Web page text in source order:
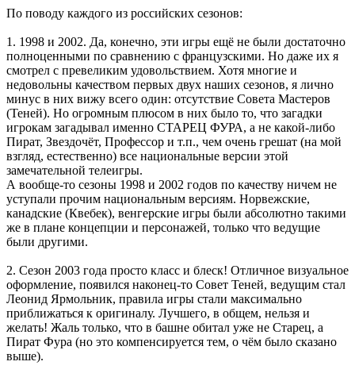
По поводу каждого из российских сезонов:
1. 1998 и 2002. Да, конечно, эти игры ещё не были достаточно
полноценными по сравнению с французскими. Но даже их я
смотрел с превеликим удовольствием. Хотя многие и
недовольны качеством первых двух наших сезонов, я лично
минус в них вижу всего один: отсутствие Совета Мастеров
(Теней). Но огромным плюсом в них было то, что загадки
игрокам загадывал именно СТАРЕЦ ФУРА, а не какой-либо
Пират, Звездочёт, Профессор и т.п., чем очень грешат (на мой
взгляд, естественно) все национальные версии этой
замечательной телеигры.
А вообще-то сезоны 1998 и 2002 годов по качеству ничем не
уступали прочим национальным версиям. Норвежские,
канадские (Квебек), венгерские игры были абсолютно такими
же в плане концепции и персонажей, только что ведущие
были другими.
2. Сезон 2003 года просто класс и блеск! Отличное визуальное
оформление, появился наконец-то Совет Теней, ведущим стал
Леонид Ярмольник, правила игры стали максимально
приближаться к оригиналу. Лучшего, в общем, нельзя и
желать! Жаль только, что в башне обитал уже не Старец, а
Пират Фура (но это компенсируется тем, о чём было сказано
выше).